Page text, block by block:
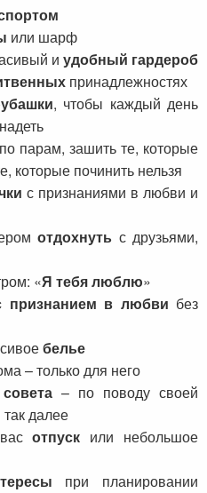
или шарф
и удобный гардероб
принадлежностях
, чтобы каждый день
по парам, зашить те, которые
которые починить нельзя
с признаниями в любви и
отдохнуть с друзьями,
«Я тебя люблю»
признанием в любви без
белье
– только для него
совета – по поводу своей
далее
отпуск или небольшое
при планировании